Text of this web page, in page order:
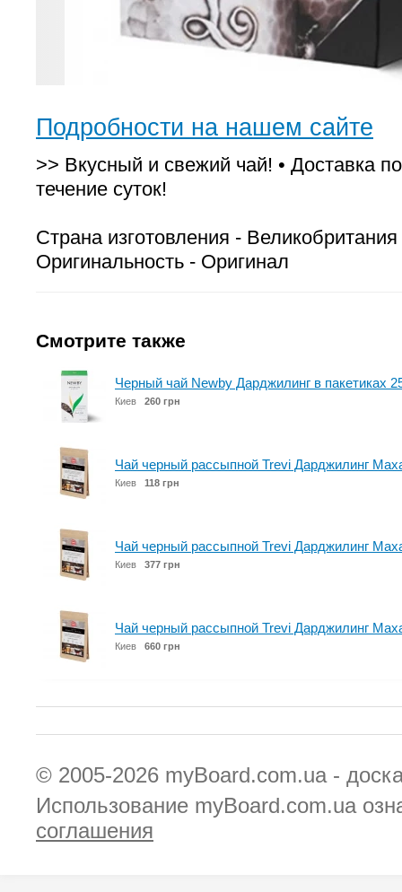
Подробности на нашем сайте
>> Вкусный и свежий чай! • Доставка
течение суток!
Страна изготовления - Великобритания
Оригинальность - Оригинал
Смотрите также
Черный чай Newby Дарджилинг в пакетиках
Киев 260 грн
Чай черный рассыпной Trevi Дарджилинг
Киев 118 грн
Чай черный рассыпной Trevi Дарджилинг
Киев 377 грн
Чай черный рассыпной Trevi Дарджилинг
Киев 660 грн
© 2005-2026 myBoard.com.ua -
Использование myBoard.com.ua
соглашения